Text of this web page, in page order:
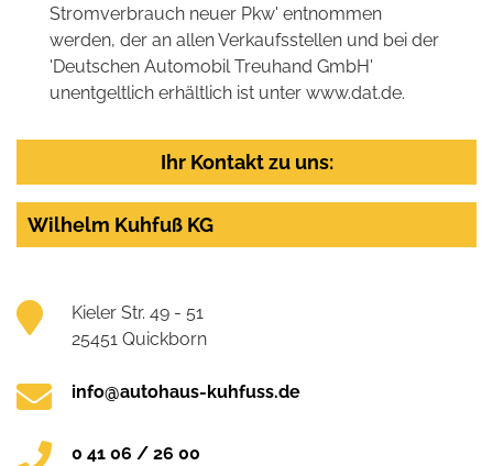
Stromverbrauch neuer Pkw' entnommen
werden, der an allen Verkaufsstellen und bei der
'Deutschen Automobil Treuhand GmbH'
unentgeltlich erhältlich ist unter www.dat.de.
Ihr Kontakt zu uns:
Wilhelm Kuhfuß KG
Kieler Str. 49 - 51
25451 Quickborn
info@autohaus-kuhfuss.de
0 41 06 / 26 00